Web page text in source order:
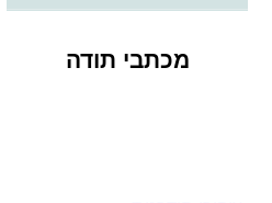
מכתבי תודה